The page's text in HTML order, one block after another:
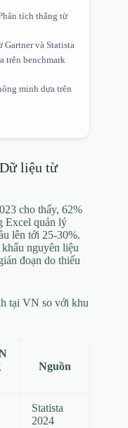
tích thẳng từ
và Statista
trên benchmark
minh dựa trên
liệu từ
cho thấy, 62%
Excel quản lý
lên tới 25-30%.
nguyên liệu
đoạn do thiếu
tại VN so với khu
Nguồn
Statista
2024